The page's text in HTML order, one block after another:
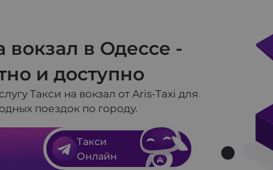
063 318 73 32
вокзал в Одессе -
и доступно
Такси на вокзал от Aris-Taxi для
поездок по городу.
Такси
Онлайн